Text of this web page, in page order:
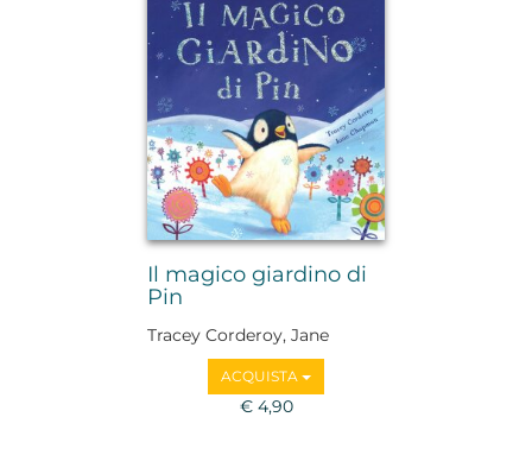
Il magico giardino di
Pin
Tracey Corderoy, Jane
Chapman
ACQUISTA
€ 4,90